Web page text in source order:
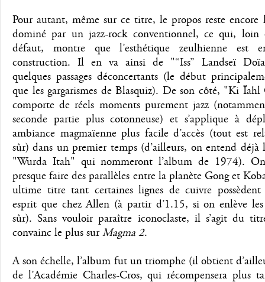
Pour autant, même sur ce titre, le propos reste encore
dominé par un jazz-rock conventionnel, ce qui, loin
défaut, montre que l’esthétique zeulhienne est
construction. Il en va ainsi de "“Iss” Landseï
quelques passages déconcertants (le début
que les gargarismes de Blasquiz). De son côté, "Ki
comporte de réels moments purement jazz
seconde partie plus cotonneuse) et s’applique à
ambiance magmaïenne plus facile d’accès (tout est
sûr) dans un premier temps (d’ailleurs, on entend déjà
"Wurda Itah" qui nommeront l’album de 1974).
presque faire des parallèles entre la planète Gong et
ultime titre tant certaines lignes de cuivre
esprit que chez Allen (à partir d’1.15, si on enlève
sûr). Sans vouloir paraître iconoclaste, il s’agit du
convainc le plus surMagma 2.
A son échelle, l’album fut un triomphe (il obtient
de l’Académie Charles-Cros, qui récompensera plus